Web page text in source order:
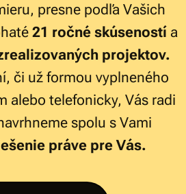
presne podľa Vašich
21 ročné skúsenostía
projektov.
či už formou vyplneného
alebo telefonicky, Vás radi
spolu s Vami
práve pre Vás.